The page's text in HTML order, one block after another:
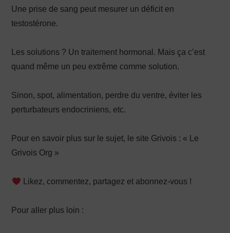
Une prise de sang peut mesurer un déficit en
testostérone.
Les solutions ? Un traitement hormonal. Mais ça c’est
quand même un peu extrême comme solution.
Sinon, spot, alimentation, perdre du ventre, éviter les
perturbateurs endocriniens, etc.
Pour en savoir plus sur le sujet, le site Grivois : « Le
Grivois Org »
Likez, commentez, partagez et abonnez-vous !
Pour aller plus loin :